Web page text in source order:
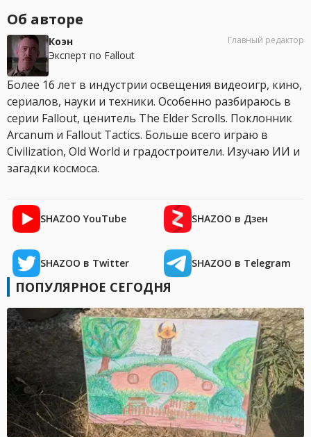
Об авторе
Коэн
Эксперт по Fallout
Главный редактор
Более 16 лет в индустрии освещения видеоигр, кино,
сериалов, науки и техники. Особенно разбираюсь в
серии Fallout, ценитель The Elder Scrolls. Поклонник
Arcanum и Fallout Tactics. Больше всего играю в
Civilization, Old World и градостроители. Изучаю ИИ и
загадки космоса.
SHAZOO YouTube SHAZOO в Дзен
SHAZOO в Twitter SHAZOO в Telegram
ПОПУЛЯРНОЕ СЕГОДНЯ